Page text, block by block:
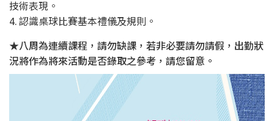
技術表現。
4. 認識桌球比賽基本禮儀及規則。
★八周為連續課程，請勿缺課，若非必要請勿請假，出勤狀
況將作為將來活動是否錄取之參考，請您留意。